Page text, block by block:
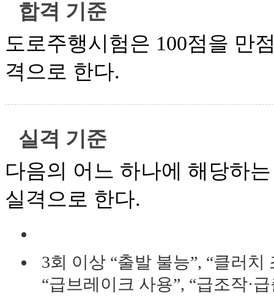
합격 기준
도로주행시험은 100점을 만
격으로 한다.
실격 기준
다음의 어느 하나에 해당하
실격으로 한다.
3회 이상 “출발 불능”, “클러
“급브레이크 사용”, “급조작·